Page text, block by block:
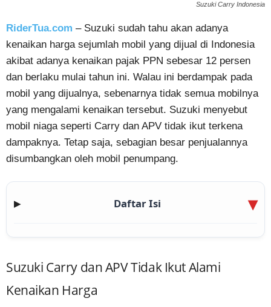
Suzuki Carry Indonesia
RiderTua.com – Suzuki sudah tahu akan adanya
kenaikan harga sejumlah mobil yang dijual di Indonesia
akibat adanya kenaikan pajak PPN sebesar 12 persen
dan berlaku mulai tahun ini. Walau ini berdampak pada
mobil yang dijualnya, sebenarnya tidak semua mobilnya
yang mengalami kenaikan tersebut. Suzuki menyebut
mobil niaga seperti Carry dan APV tidak ikut terkena
dampaknya. Tetap saja, sebagian besar penjualannya
disumbangkan oleh mobil penumpang.
▶ Daftar Isi
Suzuki Carry dan APV Tidak Ikut Alami
Kenaikan Harga